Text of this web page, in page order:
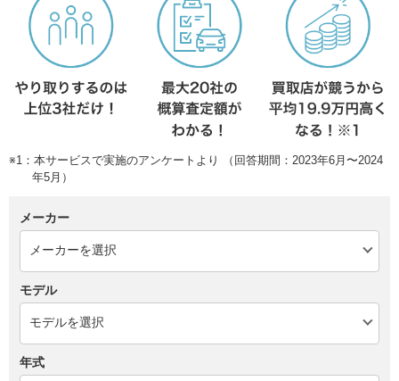
※1：本サービスで実施のアンケートより （回答期間：2023年6月〜2024
年5月）
メーカー
モデル
年式